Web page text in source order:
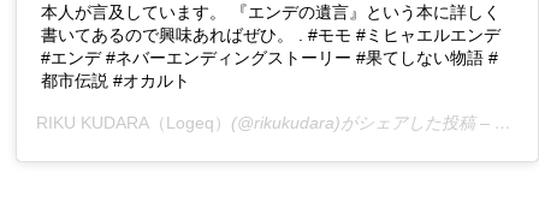
本人が言及しています。 『エンデの遺言』という本に詳しく
書いてあるので興味あればぜひ。 . #モモ #ミヒャエルエンデ
#エンデ #ネバーエンディングストーリー #果てしない物語 #
都市伝説 #オカルト
RIKU KUDARA（Logeq） (@rikukudara)がシェアした投稿 – 2020